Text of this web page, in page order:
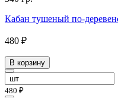
Кабан тушеный по-
480 ₽
В корзину
480 ₽